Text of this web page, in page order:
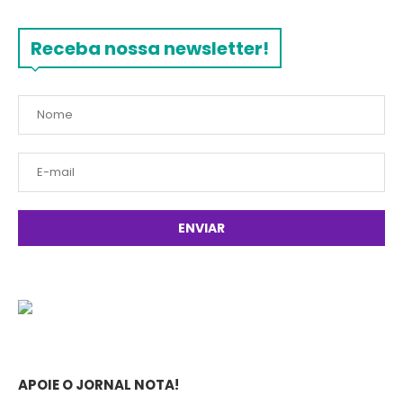
Receba nossa newsletter!
APOIE O JORNAL NOTA!